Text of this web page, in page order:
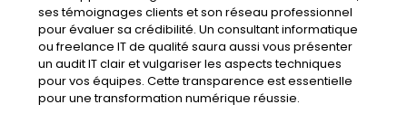
ses témoignages clients et son réseau professionnel
pour évaluer sa crédibilité. Un consultant informatique
ou freelance IT de qualité saura aussi vous présenter
un audit IT clair et vulgariser les aspects techniques
pour vos équipes. Cette transparence est essentielle
pour une transformation numérique réussie.